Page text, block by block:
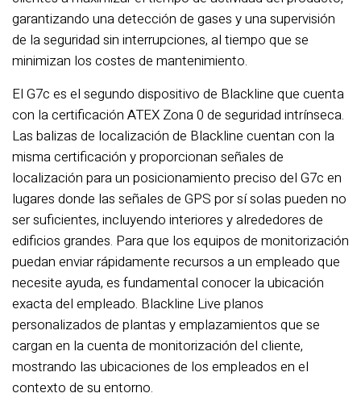
garantizando una detección de gases y una supervisión
de la seguridad sin interrupciones, al tiempo que se
minimizan los costes de mantenimiento.
El G7c es el segundo dispositivo de Blackline que cuenta
con la certificación ATEX Zona 0 de seguridad intrínseca.
Las balizas de localización de Blackline cuentan con la
misma certificación y proporcionan señales de
localización para un posicionamiento preciso del G7c en
lugares donde las señales de GPS por sí solas pueden no
ser suficientes, incluyendo interiores y alrededores de
edificios grandes. Para que los equipos de monitorización
puedan enviar rápidamente recursos a un empleado que
necesite ayuda, es fundamental conocer la ubicación
exacta del empleado. Blackline Live planos
personalizados de plantas y emplazamientos que se
cargan en la cuenta de monitorización del cliente,
mostrando las ubicaciones de los empleados en el
contexto de su entorno.